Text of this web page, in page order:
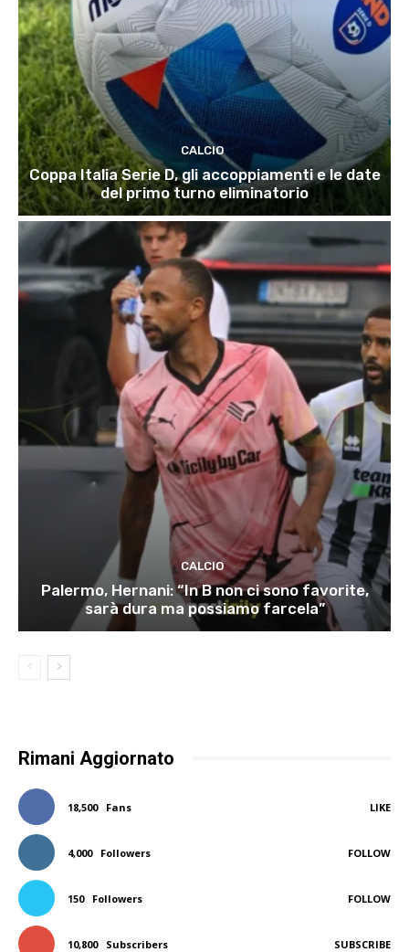
CALCIO
Coppa Italia Serie D, gli accoppiamenti e le date
del primo turno eliminatorio
CALCIO
Palermo, Hernani: “In B non ci sono favorite,
sarà dura ma possiamo farcela”
Rimani Aggiornato
18,500 Fans LIKE
4,000 Followers FOLLOW
150 Followers FOLLOW
10,800 Subscribers SUBSCRIBE